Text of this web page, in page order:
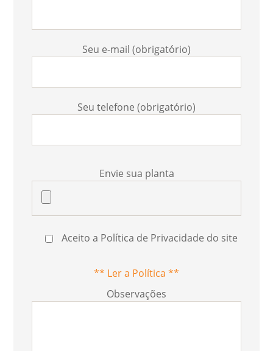
Seu e-mail (obrigatório)
Seu telefone (obrigatório)
Envie sua planta
Aceito a Política de Privacidade do site
** Ler a Política **
Observações